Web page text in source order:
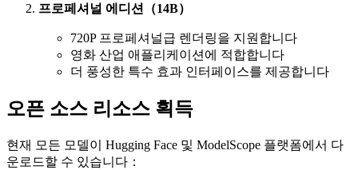
프로페셔널 에디션（14B）
720P 프로페셔널급 렌더링을 지원합니다
영화 산업 애플리케이션에 적합합니다
더 풍성한 특수 효과 인터페이스를 제공합니다
오픈 소스 리소스 획득
현재 모든 모델이 Hugging Face 및 ModelScope 플랫폼에서 다
운로드할 수 있습니다：